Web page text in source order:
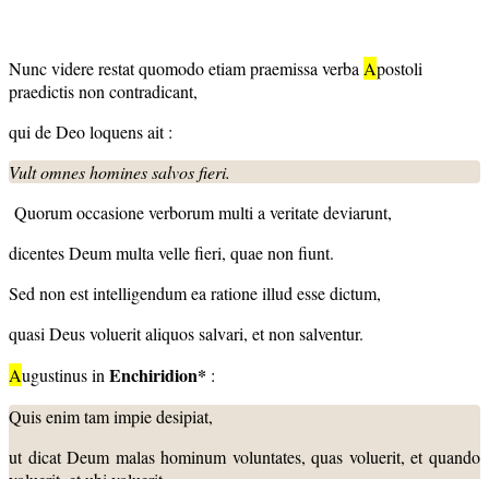
Nunc videre restat quomodo etiam praemissa verba Apostoli
praedictis non contradicant,
qui de Deo loquens ait :
Vult omnes homines salvos fieri.
Quorum occasione verborum multi a veritate deviarunt,
dicentes Deum multa velle fieri, quae non fiunt.
Sed non est intelligendum ea ratione illud esse dictum,
quasi Deus voluerit aliquos salvari, et non salventur.
Augustinus in Enchiridion* :
Quis enim tam impie desipiat,
ut dicat Deum malas hominum voluntates, quas voluerit, et quando